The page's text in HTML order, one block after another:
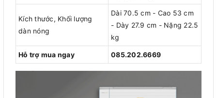
Kích thước, Khối lượng
dàn nóng
Dài 70.5 cm - Cao 53 cm
- Dày 27.9 cm - Nặng 22.5
kg
Hỗ trợ mua ngay 085.202.6669